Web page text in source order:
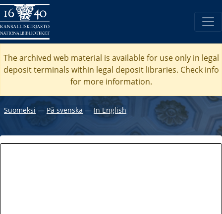
The archived web material is available for use only in legal
deposit terminals within legal deposit libraries. Check info
for more information.
Suomeksi ― På svenska ― In English